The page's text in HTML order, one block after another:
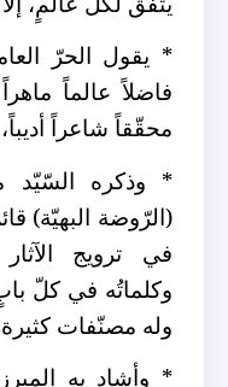
* يقول الحرّ
فاضلاً عالماً
محقّقاً شاعراً
* وذكره السّيّد
(الرّوضة البهيّة)
في ترويج الآثار
وكلماتُه في كلّ
وله مصنّفات
* وأشاد به